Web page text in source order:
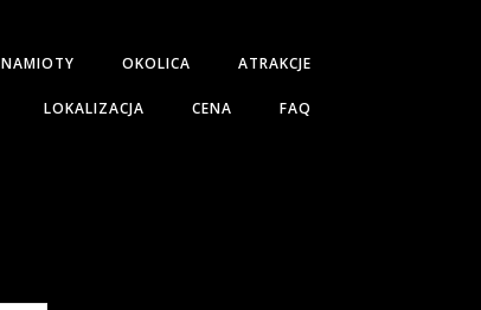
NAMIOTY OKOLICA ATRAKCJE
LOKALIZACJA CENA FAQ